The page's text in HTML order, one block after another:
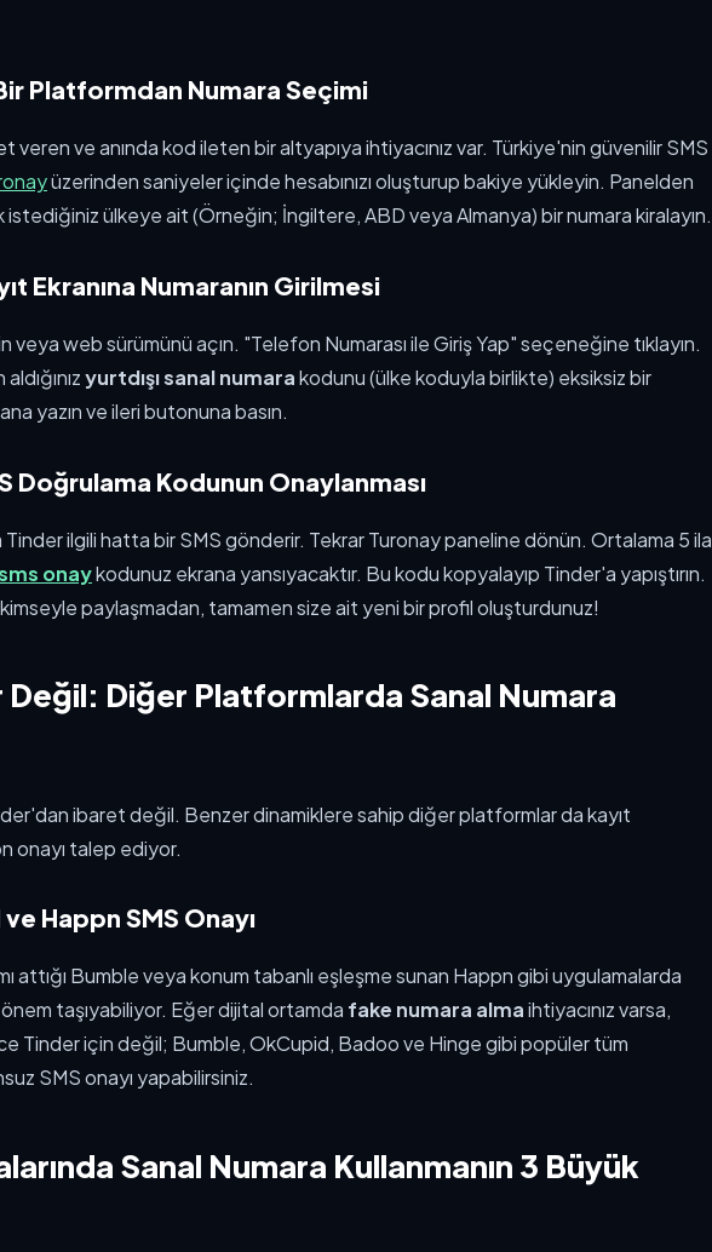
Platformdan Numara Seçimi
veren ve anında kod ileten bir altyapıya ihtiyacınız var. Türkiye'nin güvenilir SMS
üzerinden saniyeler içinde hesabınızı oluşturup bakiye yükleyin. Panelden
ülkeye ait (Örneğin; İngiltere, ABD veya Almanya) bir numara kiralayın.
Ekranına Numaranın Girilmesi
veya web sürümünü açın. "Telefon Numarası ile Giriş Yap" seçeneğine tıklayın.
yurtdışı sanal numarakodunu (ülke koduyla birlikte) eksiksiz bir
yazın ve ileri butonuna basın.
Doğrulama Kodunun Onaylanması
Tinder ilgili hatta bir SMS gönderir. Tekrar Turonay paneline dönün. Ortalama 5 ila
onaykodunuz ekrana yansıyacaktır. Bu kodu kopyalayıp Tinder'a yapıştırın.
kimseyle paylaşmadan, tamamen size ait yeni bir profil oluşturdunuz!
Diğer Platformlarda Sanal Numara
ibaret değil. Benzer dinamiklere sahip diğer platformlar da kayıt
onayı talep ediyor.
Happn SMS Onayı
attığı Bumble veya konum tabanlı eşleşme sunan Happn gibi uygulamalarda
taşıyabiliyor. Eğer dijital ortamda fake numara almaihtiyacınız varsa,
Tinder için değil; Bumble, OkCupid, Badoo ve Hinge gibi popüler tüm
SMS onayı yapabilirsiniz.
Sanal Numara Kullanmanın 3 Büyük